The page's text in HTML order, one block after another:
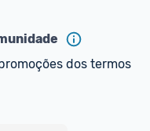
acionar os
em um
com o Promobit.
dos termos